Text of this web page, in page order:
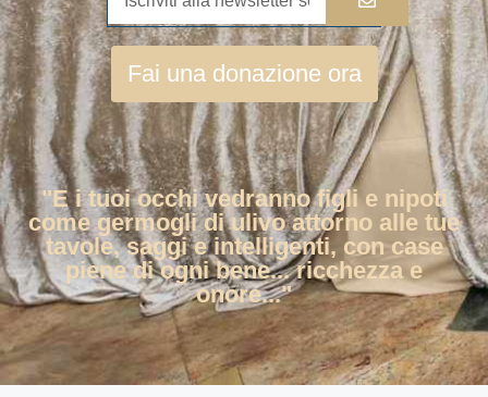
Fai una donazione ora
"E i tuoi occhi vedranno figli e nipoti
come germogli di ulivo attorno alle tue
tavole, saggi e intelligenti, con case
piene di ogni bene... ricchezza e
onore..."